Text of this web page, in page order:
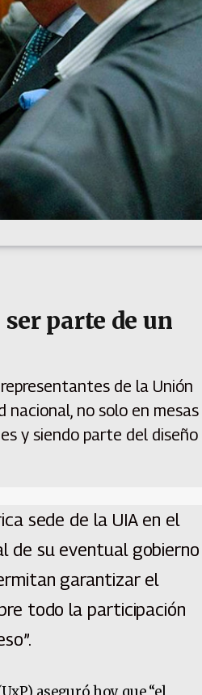
parte de un
de la Unión
no solo en mesas
y siendo parte del diseño
sede de la UIA en el
de su eventual gobierno
garantizar el
todo la participación